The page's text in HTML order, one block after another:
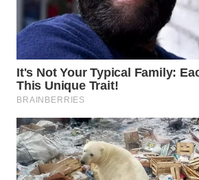
MALUT
WN
DAIRI
WN
TOBA
WN
NIAS